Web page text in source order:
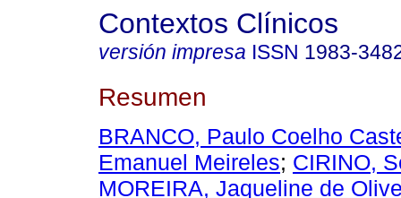
Contextos Clínicos
versión impresa ISSN 1983-
Resumen
BRANCO, Paulo Coelho
Emanuel Meireles; CIRINO,
MOREIRA, Jaqueline de